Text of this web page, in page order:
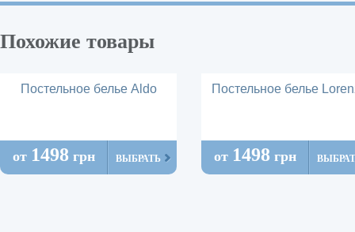
Похожие товары
Постельное белье Aldo
от 1498 грн ВЫБРАТЬ
Постельное белье
от 1498 грн